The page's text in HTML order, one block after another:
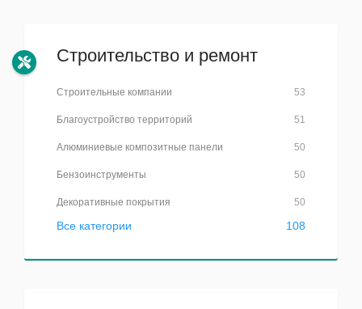
Строительство и ремонт
53
Строительные компании
51
Благоустройство территорий
50
Алюминиевые композитные панели
50
Бензоинструменты
50
Декоративные покрытия
108
Все категории